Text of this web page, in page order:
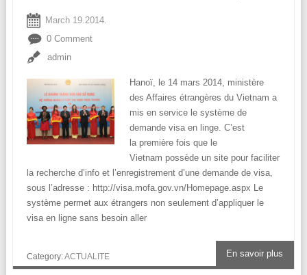
March 19.2014.
0 Comment
admin
Hanoï, le 14 mars 2014, ministère
des Affaires étrangères du Vietnam a
mis en service le système de
demande visa en linge. C’est
la première fois que le
Vietnam possède un site pour faciliter
la recherche d’info et l’enregistrement d’une demande de visa,
sous l’adresse : http://visa.mofa.gov.vn/Homepage.aspx Le
système permet aux étrangers non seulement d’appliquer le
visa en ligne sans besoin aller
Category:ACTUALITE En savoir plus